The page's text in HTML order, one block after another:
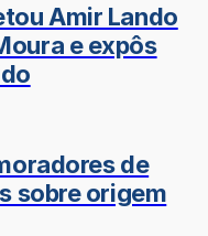
Amir Lando
e expôs
de
sobre origem